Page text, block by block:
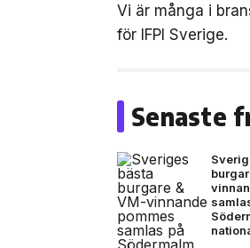
Vi är många i
för IFPI Sverige.
Senaste